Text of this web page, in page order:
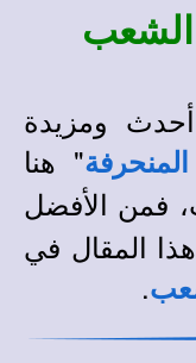
الشعب
ومزيدة
" هنا
، فمن الأفضل
المقال في
.